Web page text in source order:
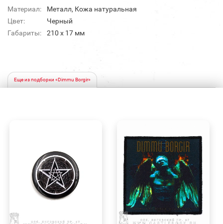
Материал:
Металл, Кожа натуральная
Цвет:
Черный
Габариты:
210 x 17 мм
Еще из подборки «Dimmu Borgir»